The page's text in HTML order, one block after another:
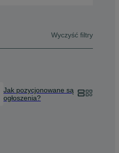
Wyczyść filtry
Jak pozycjonowane są
ogłoszenia?